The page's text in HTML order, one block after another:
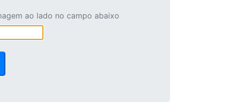
ao lado no campo abaixo